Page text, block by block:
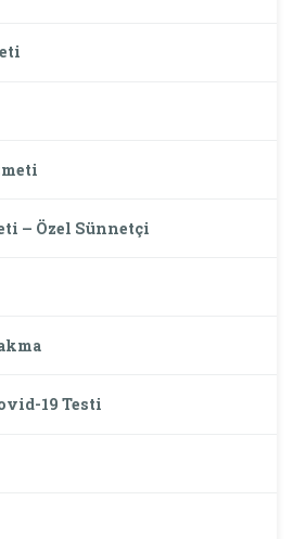
– Özel Sünnetçi
19 Testi